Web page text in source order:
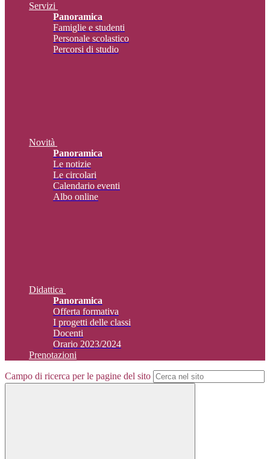
Servizi
Panoramica
Famiglie e studenti
Personale scolastico
Percorsi di studio
Novità
Panoramica
Le notizie
Le circolari
Calendario eventi
Albo online
Didattica
Panoramica
Offerta formativa
I progetti delle classi
Docenti
Orario 2023/2024
Prenotazioni
Campo di ricerca per le pagine del sito